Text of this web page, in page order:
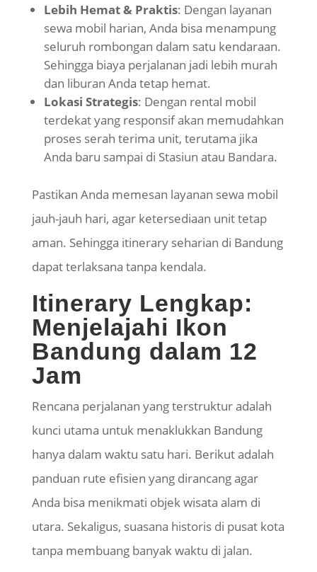
Lebih Hemat & Praktis: Dengan layanan
sewa mobil harian, Anda bisa menampung
seluruh rombongan dalam satu kendaraan.
Sehingga biaya perjalanan jadi lebih murah
dan liburan Anda tetap hemat.
Lokasi Strategis: Dengan rental mobil
terdekat yang responsif akan memudahkan
proses serah terima unit, terutama jika
Anda baru sampai di Stasiun atau Bandara.
Pastikan Anda memesan layanan sewa mobil
jauh-jauh hari, agar ketersediaan unit tetap
aman. Sehingga itinerary seharian di Bandung
dapat terlaksana tanpa kendala.
Itinerary Lengkap:
Menjelajahi Ikon
Bandung dalam 12
Jam
Rencana perjalanan yang terstruktur adalah
kunci utama untuk menaklukkan Bandung
hanya dalam waktu satu hari. Berikut adalah
panduan rute efisien yang dirancang agar
Anda bisa menikmati objek wisata alam di
utara. Sekaligus, suasana historis di pusat kota
tanpa membuang banyak waktu di jalan.